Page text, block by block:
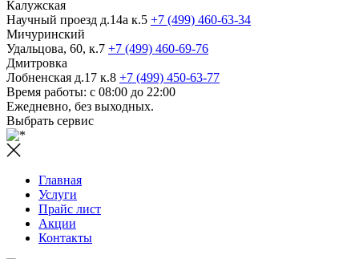
Калужская
Научный проезд д.14а к.5 +7 (499) 460-63-34
Мичуринский
Удальцова, 60, к.7 +7 (499) 460-69-76
Дмитровка
Лобненская д.17 к.8 +7 (499) 450-63-77
Время работы: с 08:00 до 22:00
Ежедневно, без выходных.
Выбрать сервис
Главная
Услуги
Прайс лист
Акции
Контакты